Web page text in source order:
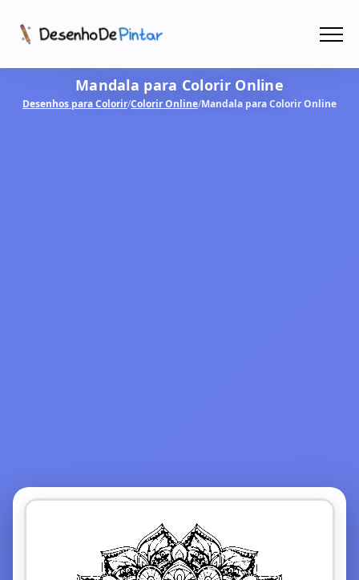
Coletâneas de Desenhos - PDF
Mandala para Colorir Online
Desenhos para Colorir/Colorir Online/Mandala para Colorir Online